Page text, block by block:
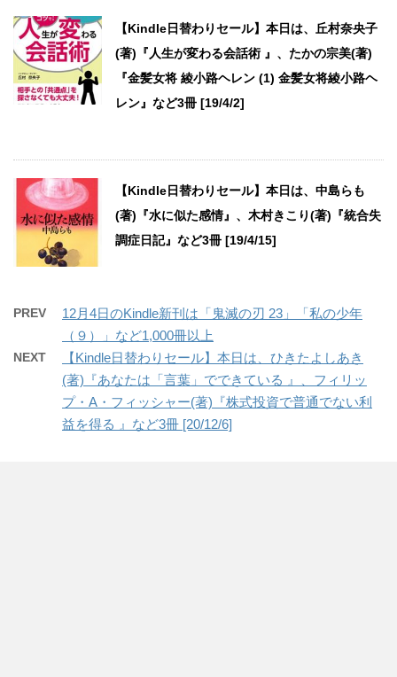
【Kindle日替わりセール】本日は、丘村奈央子
(著)『人生が変わる会話術 』、たかの宗美(著)
『金髪女将 綾小路ヘレン (1) 金髪女将綾小路ヘ
レン』など3冊 [19/4/2]
【Kindle日替わりセール】本日は、中島らも
(著)『水に似た感情』、木村きこり(著)『統合失
調症日記』など3冊 [19/4/15]
PREV
12月4日のKindle新刊は「鬼滅の刃 23」「私の少年
（９）」など1,000冊以上
NEXT
【Kindle日替わりセール】本日は、ひきたよしあき
(著)『あなたは「言葉」でできている 』、フィリッ
プ・A・フィッシャー(著)『株式投資で普通でない利
益を得る 』など3冊 [20/12/6]